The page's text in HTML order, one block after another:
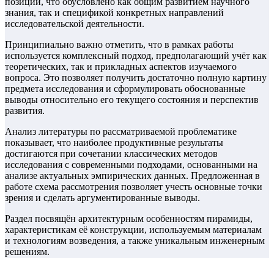
знания, так и спецификой конкретных направлений
исследовательской деятельности.
Принципиально важно отметить, что в рамках работы
используется комплексный подход, предполагающий учёт как
теоретических, так и прикладных аспектов изучаемого
вопроса. Это позволяет получить достаточно полную картину
предмета исследования и сформулировать обоснованные
выводы относительно его текущего состояния и перспектив
развития.
Анализ литературы по рассматриваемой проблематике
показывает, что наиболее продуктивные результаты
достигаются при сочетании классических методов
исследования с современными подходами, основанными на
анализе актуальных эмпирических данных. Предложенная в
работе схема рассмотрения позволяет учесть основные точки
зрения и сделать аргументированные выводы.
Раздел посвящён архитектурным особенностям пирамиды,
характеристикам её конструкции, используемым материалам
и технологиям возведения, а также уникальным инженерным
решениям.